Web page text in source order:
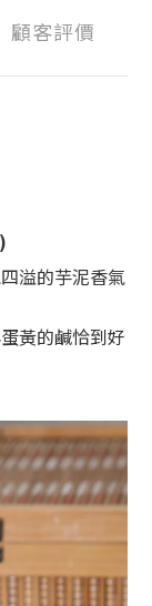
顧客評價
溢的芋泥香氣
黃的鹹恰到好